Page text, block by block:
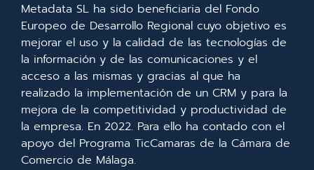
Metadata SL ha sido beneficiaria del Fondo
Europeo de Desarrollo Regional cuyo objetivo es
mejorar el uso y la calidad de las tecnologías de
la información y de las comunicaciones y el
acceso a las mismas y gracias al que ha
realizado la implementación de un CRM y para la
mejora de la competitividad y productividad de
la empresa. En 2022. Para ello ha contado con el
apoyo del Programa TicCamaras de la Cámara de
Comercio de Málaga.